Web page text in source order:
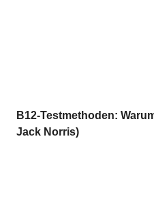
B12-Testmethoden:
Jack Norris)